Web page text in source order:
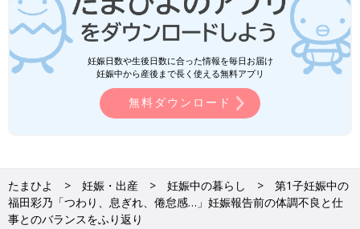
妊娠日数や生後日数に合った情報を毎日お届け
妊娠中から産後まで長く使える無料アプリ
無料ダウンロード
たまひよ 妊娠・出産 妊娠中の暮らし
第1子妊娠中の
福田彩乃「つわり、息ぎれ、倦怠感…」妊娠報告前の体調不良と仕
事とのバランスをふり返り